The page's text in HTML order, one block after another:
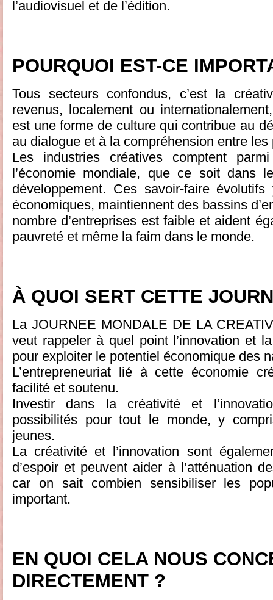
l’audiovisuel et de l’édition.
POURQUOI EST-CE
Tous secteurs confondus, c’est la
revenus, localement ou
est une forme de culture qui contribue au
au dialogue et à la compréhension entre les
Les industries créatives comptent
l’économie mondiale, que ce soit dans
développement. Ces savoir-faire
économiques, maintiennent des bassins
nombre d’entreprises est faible et aident
pauvreté et même la faim dans le monde.
À QUOI SERT CETTE
La JOURNEE MONDALE DE LA
veut rappeler à quel point l’innovation et
pour exploiter le potentiel économique des
L’entrepreneuriat lié à cette économie
facilité et soutenu.
Investir dans la créativité et
possibilités pour tout le monde, y
jeunes.
La créativité et l’innovation sont
d’espoir et peuvent aider à l’atténuation
car on sait combien sensibiliser les
important.
EN QUOI CELA NOUS
DIRECTEMENT ?